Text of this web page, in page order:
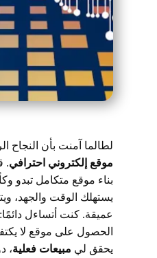
لطالما آمنت بأن النجاح
موقع إلكتروني احترافي.
بناء موقع متكامل تبدو
يستهلك الوقت والجهد،
عميقة. كنت أتساءل
الحصول على موقع لا
يحقق لي مبيعات فعلية،